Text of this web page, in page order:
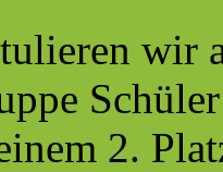
wir
2.